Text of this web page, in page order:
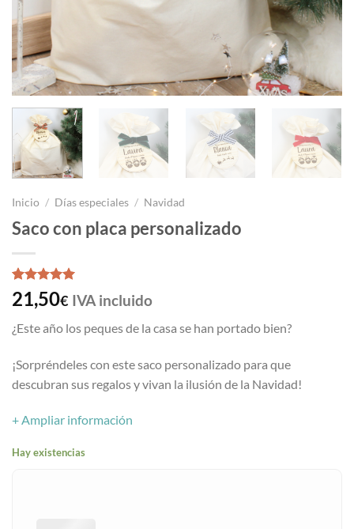
Inicio / Días especiales / Navidad
Saco con placa personalizado
Valorado
con5de 5
1
valoración
21,50€ IVA incluido
¿Este año los peques de la casa se han portado bien?
¡Sorpréndeles con este saco personalizado para que
descubran sus regalos y vivan la ilusión de la Navidad!
+ Ampliar información
Hay existencias